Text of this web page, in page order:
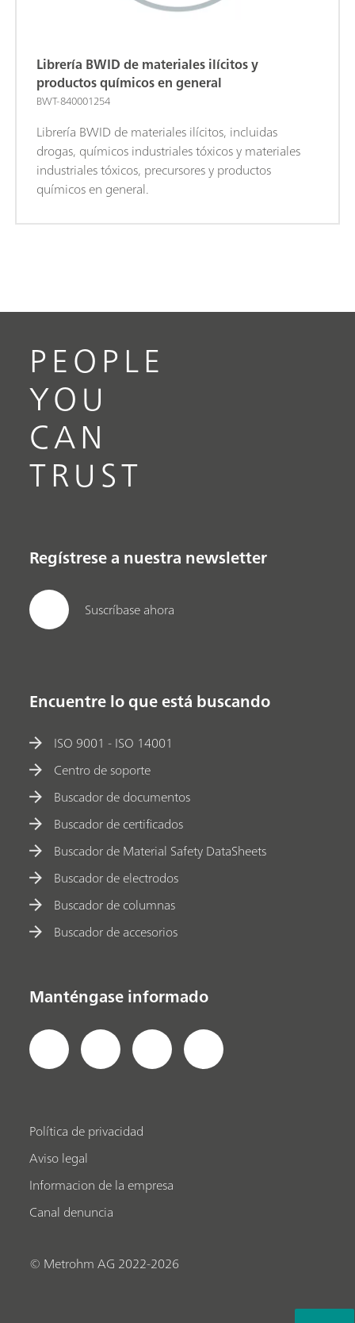
Librería BWID de materiales ilícitos y
productos químicos en general
BWT-840001254
Librería BWID de materiales ilícitos, incluidas
drogas, químicos industriales tóxicos y materiales
industriales tóxicos, precursores y productos
químicos en general.
PEOPLE
YOU
CAN
TRUST
Regístrese a nuestra newsletter
Suscríbase ahora
Encuentre lo que está buscando
ISO 9001 - ISO 14001
Centro de soporte
Buscador de documentos
Buscador de certificados
Buscador de Material Safety DataSheets
Buscador de electrodos
Buscador de columnas
Buscador de accesorios
Manténgase informado
Política de privacidad
Aviso legal
Informacion de la empresa
Canal denuncia
© Metrohm AG 2022-2026